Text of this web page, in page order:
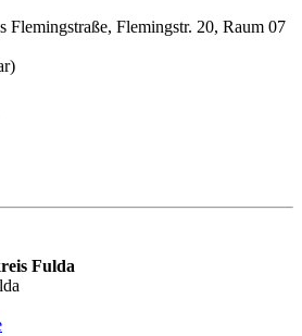
Flemingstr. 20, Raum 07
Fulda